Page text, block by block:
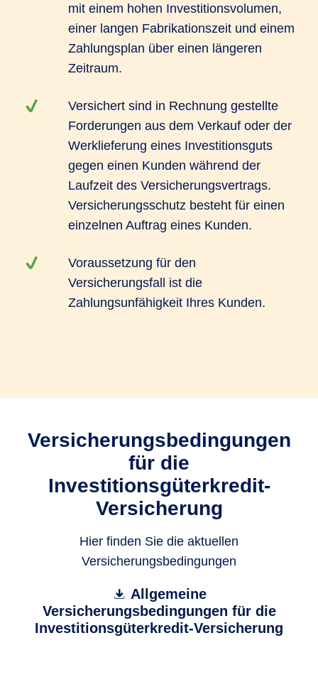
mit einem hohen Investitionsvolumen,
einer langen Fabrikationszeit und einem
Zahlungsplan über einen längeren
Zeitraum.
Versichert sind in Rechnung gestellte
Forderungen aus dem Verkauf oder der
Werklieferung eines Investitionsguts
gegen einen Kunden während der
Laufzeit des Versicherungsvertrags.
Versicherungsschutz besteht für einen
einzelnen Auftrag eines Kunden.
Voraussetzung für den
Versicherungsfall ist die
Zahlungsunfähigkeit Ihres Kunden.
Versicherungsbedingungen
für die
Investitionsgüterkredit-
Versicherung
Hier finden Sie die aktuellen
Versicherungsbedingungen
Allgemeine
Versicherungsbedingungen für die
Investitionsgüterkredit-Versicherung